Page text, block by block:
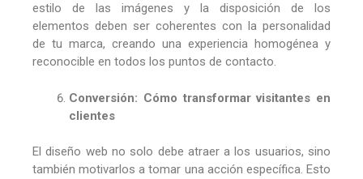
estilo de las imágenes y la disposición de los
elementos deben ser coherentes con la personalidad
de tu marca, creando una experiencia homogénea y
reconocible en todos los puntos de contacto.
Conversión: Cómo transformar visitantes en
clientes
El diseño web no solo debe atraer a los usuarios, sino
también motivarlos a tomar una acción específica. Esto